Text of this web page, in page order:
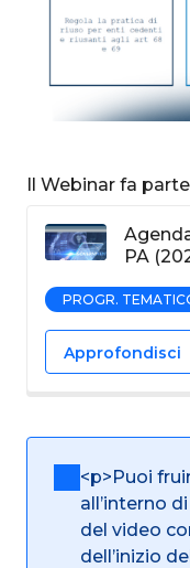
Il Webinar fa
PA
PROGR.
Approfondisci
<p>Puoi
all’interno
del video
dell’inizio